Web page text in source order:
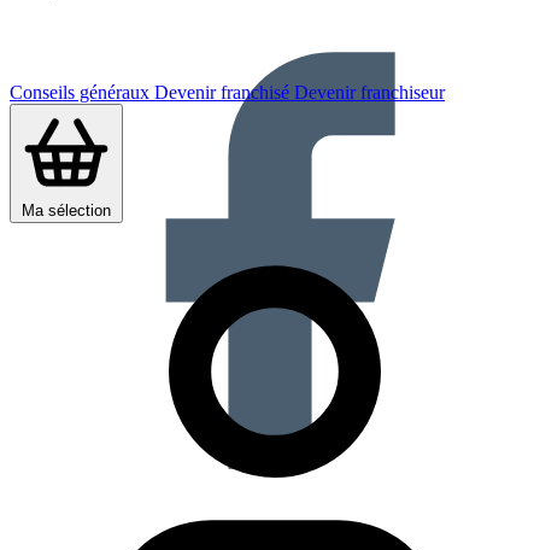
Conseils généraux Devenir franchisé Devenir franchiseur
Ma sélection